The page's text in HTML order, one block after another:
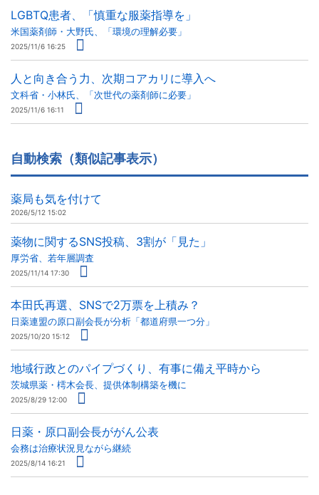
LGBTQ患者、「慎重な服薬指導を」
米国薬剤師・大野氏、「環境の理解必要」
2025/11/6 16:25
人と向き合う力、次期コアカリに導入へ
文科省・小林氏、「次世代の薬剤師に必要」
2025/11/6 16:11
自動検索（類似記事表示）
薬局も気を付けて
2026/5/12 15:02
薬物に関するSNS投稿、3割が「見た」
厚労省、若年層調査
2025/11/14 17:30
本田氏再選、SNSで2万票を上積み？
日薬連盟の原口副会長が分析「都道府県一つ分」
2025/10/20 15:12
地域行政とのパイプづくり、有事に備え平時から
茨城県薬・樗木会長、提供体制構築を機に
2025/8/29 12:00
日薬・原口副会長ががん公表
会務は治療状況見ながら継続
2025/8/14 16:21